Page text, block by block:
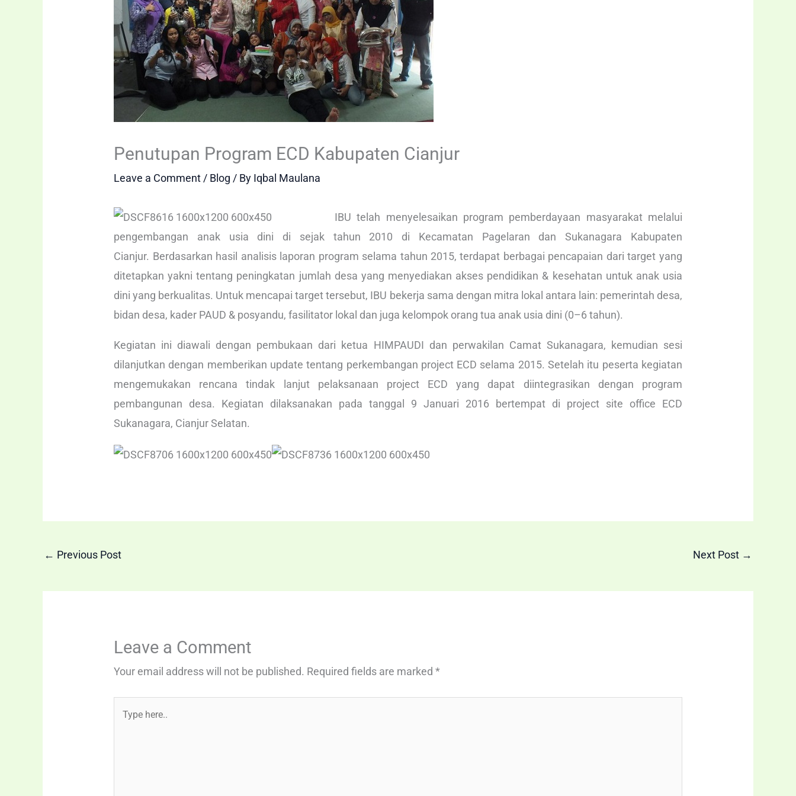
Penutupan Program ECD Kabupaten Cianjur
Leave a Comment/ Blog / By Iqbal Maulana
IBU telah menyelesaikan program pemberdayaan masyarakat melalui
pengembangan anak usia dini di sejak tahun 2010 di Kecamatan Pagelaran dan Sukanagara Kabupaten
Cianjur. Berdasarkan hasil analisis laporan program selama tahun 2015, terdapat berbagai pencapaian dari target yang
ditetapkan yakni tentang peningkatan jumlah desa yang menyediakan akses pendidikan & kesehatan untuk anak usia
dini yang berkualitas. Untuk mencapai target tersebut, IBU bekerja sama dengan mitra lokal antara lain: pemerintah desa,
bidan desa, kader PAUD & posyandu, fasilitator lokal dan juga kelompok orang tua anak usia dini (0–6 tahun).
Kegiatan ini diawali dengan pembukaan dari ketua HIMPAUDI dan perwakilan Camat Sukanagara, kemudian sesi
dilanjutkan dengan memberikan update tentang perkembangan project ECD selama 2015. Setelah itu peserta kegiatan
mengemukakan rencana tindak lanjut pelaksanaan project ECD yang dapat diintegrasikan dengan program
pembangunan desa. Kegiatan dilaksanakan pada tanggal 9 Januari 2016 bertempat di project site office ECD
Sukanagara, Cianjur Selatan.
← Previous Post Next Post →
Leave a Comment
Your email address will not be published. Required fields are marked*